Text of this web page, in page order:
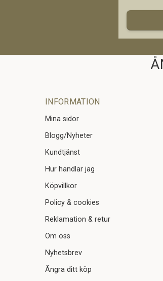
INFORMATION
Mina sidor
Blogg/Nyheter
Kundtjänst
Hur handlar jag
Köpvillkor
Policy & cookies
Reklamation & retur
Om oss
Nyhetsbrev
Ångra ditt köp